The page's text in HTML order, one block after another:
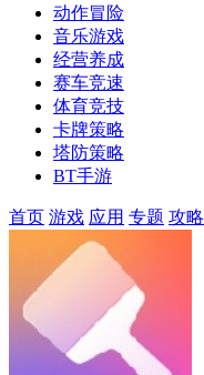
动作冒险
音乐游戏
经营养成
赛车竞速
体育竞技
卡牌策略
塔防策略
BT手游
首页 游戏 应用 专题 攻略